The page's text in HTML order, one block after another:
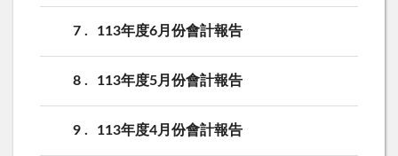
7 113年度6月份會計報告
8 113年度5月份會計報告
9 113年度4月份會計報告